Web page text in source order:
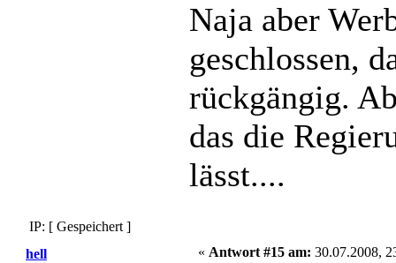
Naja aber
geschlossen,
rückgängig.
das die
lässt....
IP: [ Gespeichert ]
hell
« Antwort #15 am: 30.07.2008,